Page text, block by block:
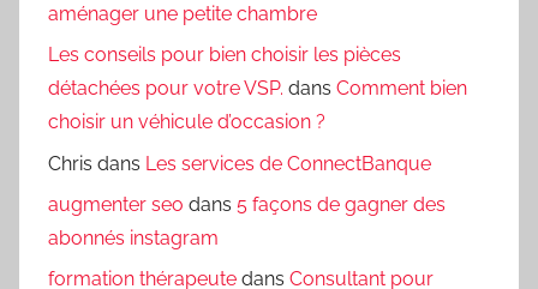
aménager une petite chambre
Les conseils pour bien choisir les pièces
détachées pour votre VSP. dans Comment bien
choisir un véhicule d’occasion ?
Chris dans Les services de ConnectBanque
augmenter seo dans 5 façons de gagner des
abonnés instagram
formation thérapeute dans Consultant pour